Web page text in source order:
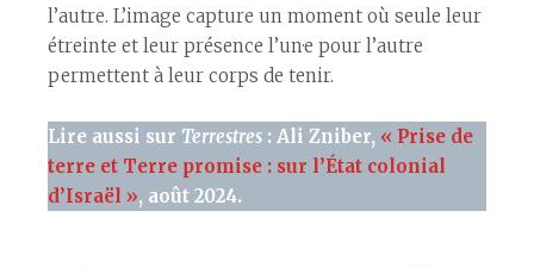
l’autre. L’image capture un moment où seule leur
étreinte et leur présence l’un·e pour l’autre
permettent à leur corps de tenir.
Lire aussi sur Terrestres : Ali Zniber, « Prise de
terre et Terre promise : sur l’État colonial
d’Israël », août 2024.